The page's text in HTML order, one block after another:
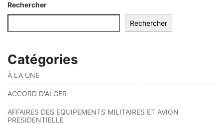
Rechercher
Rechercher
Catégories
À LA UNE
ACCORD D'ALGER
AFFAIRES DES EQUIPEMENTS MILITAIRES ET AVION
PRESIDENTIELLE